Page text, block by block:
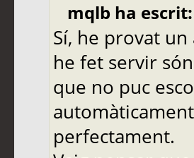
mqlb ha escrit:
Sí, he provat
he fet servir
que no puc
perfectament.